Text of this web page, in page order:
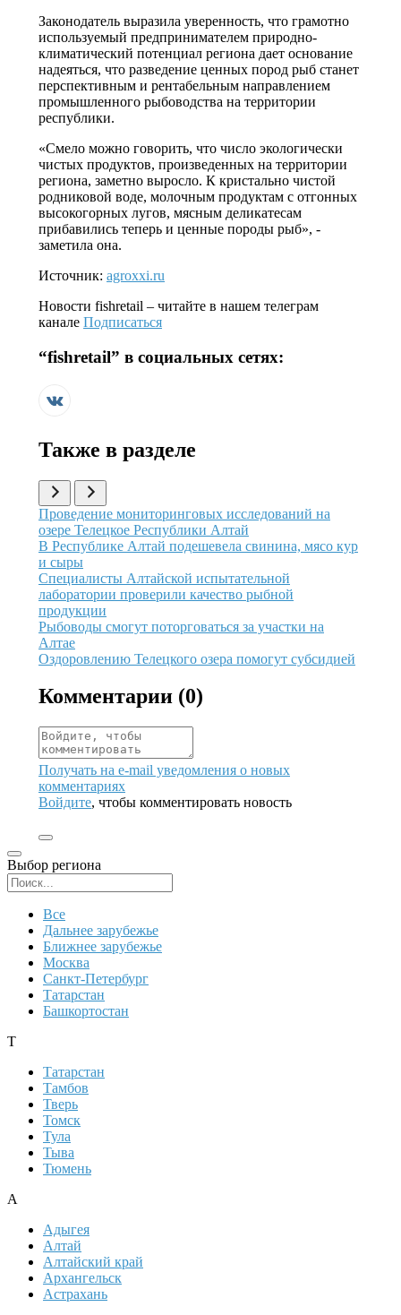
Законодатель выразила уверенность, что грамотно
используемый предпринимателем природно-
климатический потенциал региона дает основание
надеяться, что разведение ценных пород рыб станет
перспективным и рентабельным направлением
промышленного рыбоводства на территории
республики.
«Смело можно говорить, что число экологически
чистых продуктов, произведенных на территории
региона, заметно выросло. К кристально чистой
родниковой воде, молочным продуктам с отгонных
высокогорных лугов, мясным деликатесам
прибавились теперь и ценные породы рыб», -
заметила она.
Источник: agroxxi.ru
Новости fishretail – читайте в нашем телеграм
канале Подписаться
“fishretail” в социальных сетях:
Также в разделе
Иллюстрация новости
Проведение мониторинговых исследований на
озере Телецкое Республики Алтай
Иллюстрация новости
В Республике Алтай подешевела свинина, мясо кур
и сыры
Иллюстрация новости
Специалисты Алтайской испытательной
лаборатории проверили качество рыбной
продукции
Иллюстрация новости
Рыбоводы смогут поторговаться за участки на
Алтае
Иллюстрация новости
Оздоровлению Телецкого озера помогут субсидией
Комментарии (0)
Получать на e‑mail уведомления о новых
комментариях
Войдите, чтобы комментировать новость
Выбор региона
Все
Дальнее зарубежье
Ближнее зарубежье
Москва
Санкт-Петербург
Татарстан
Башкортостан
Т
Татарстан
Тамбов
Тверь
Томск
Тула
Тыва
Тюмень
А
Адыгея
Алтай
Алтайский край
Архангельск
Астрахань